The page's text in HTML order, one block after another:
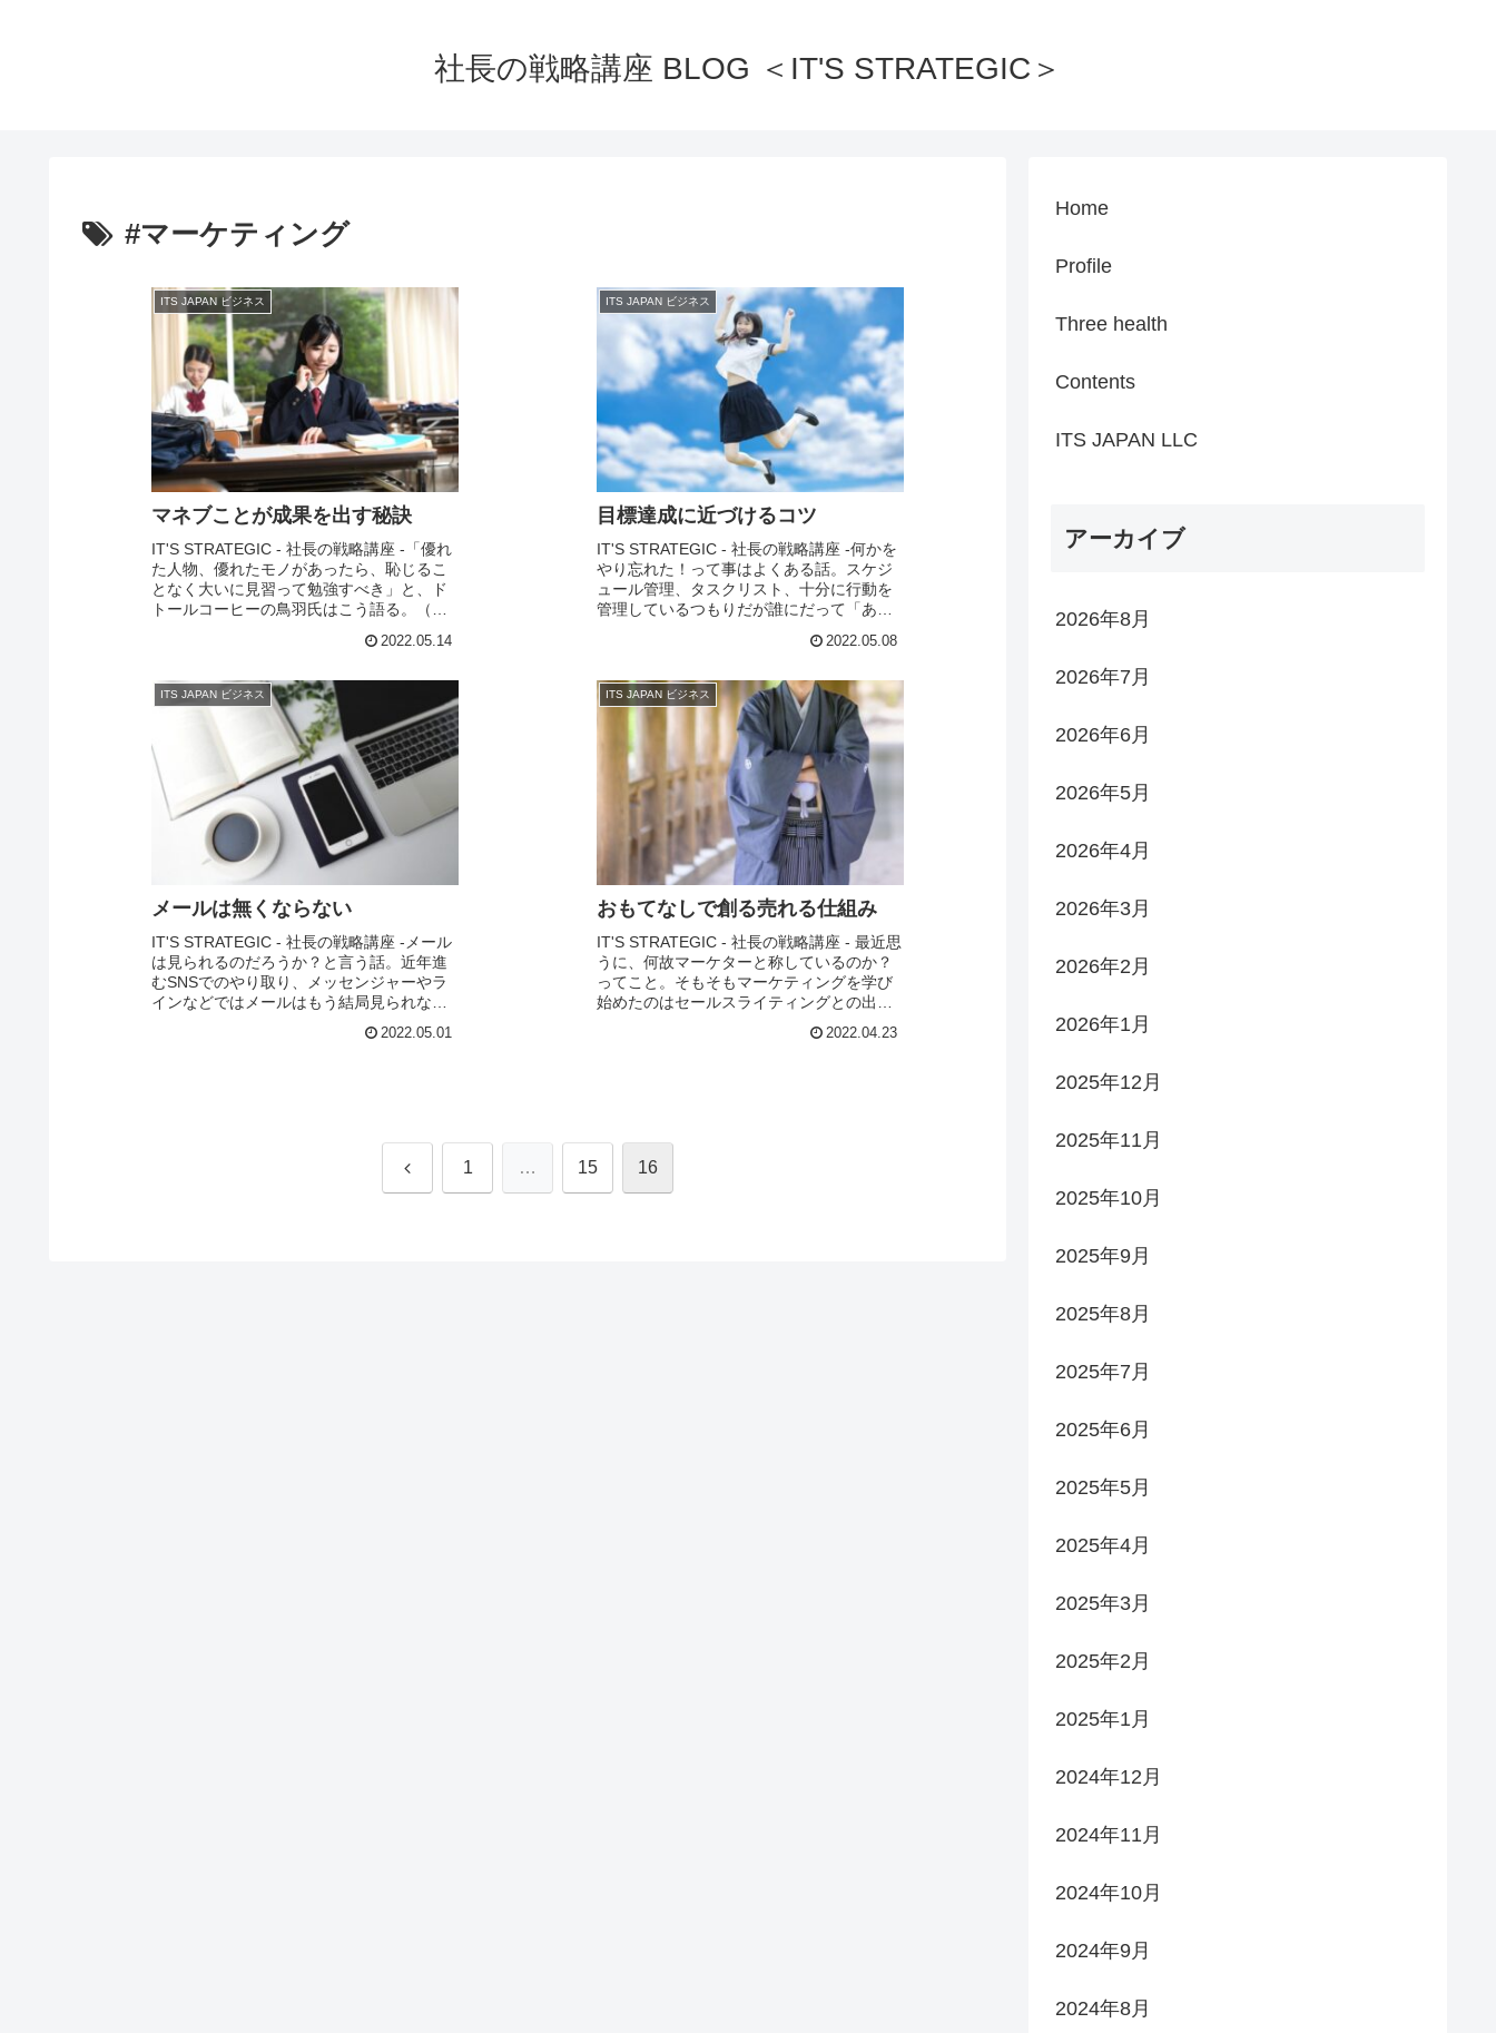
社長の戦略講座 BLOG ＜IT'S STRATEGIC＞
#マーケティング
ITS JAPAN ビジネス
マネブことが成果を出す秘訣
IT'S STRATEGIC - 社長の戦略講座 -「優れ
た人物、優れたモノがあったら、恥じるこ
となく大いに見習って勉強すべき」と、ド
トールコーヒーの鳥羽氏はこう語る。（鳥
ーヒーの創業者）鳥羽氏も、はじ...2022.05.14
ITS JAPAN ビジネス
目標達成に近づけるコツ
IT'S STRATEGIC - 社長の戦略講座 -何かを
やり忘れた！って事はよくある話。スケジ
ュール管理、タスクリスト、十分に行動を
管理しているつもりだが誰にだって「あ
れは怠惰に起因」している。とスタ...2022.05.08
ITS JAPAN ビジネス
メールは無くならない
IT'S STRATEGIC - 社長の戦略講座 -メール
は見られるのだろうか？と言う話。近年進
むSNSでのやり取り、メッセンジャーやラ
インなどではメールはもう結局見られない
論としてメールは読まれる。デ...2022.05.01
ITS JAPAN ビジネス
おもてなしで創る売れる仕組み
IT'S STRATEGIC - 社長の戦略講座 - 最近思
うに、何故マーケターと称しているのか？
ってこと。そもそもマーケティングを学び
始めたのはセールスライティングとの出会
んだって話で、それ以上それ以...2022.04.23
前 1 … 15 16
Home
Profile
Three health
Contents
ITS JAPAN LLC
アーカイブ
2026年8月
2026年7月
2026年6月
2026年5月
2026年4月
2026年3月
2026年2月
2026年1月
2025年12月
2025年11月
2025年10月
2025年9月
2025年8月
2025年7月
2025年6月
2025年5月
2025年4月
2025年3月
2025年2月
2025年1月
2024年12月
2024年11月
2024年10月
2024年9月
2024年8月